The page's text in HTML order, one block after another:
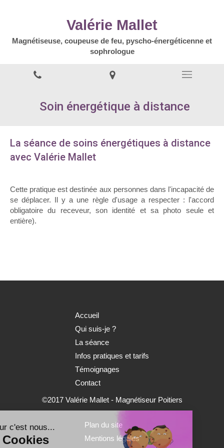
Valérie Mallet
Magnétiseuse, coupeuse de feu, pyscho-énergéticenne et
sophrologue
Soin énergétique à distance
La séance de soins énergétiques à distance
avec Valérie Mallet
Cette pratique est destinée aux personnes dans l'incapacité de
se déplacer. Il y a une règle d'usage a respecter : l'accord
obligatoire du receveur, son identité et sa photo seule et
entière).
Accueil
Qui suis-je ?
La séance
Infos pratiques et tarifs
Témoignages
Contact
©2017 Valérie Mallet - Magnétiseur Poitiers
Plan du site
Mentions légales
c'est nous...
Cookies